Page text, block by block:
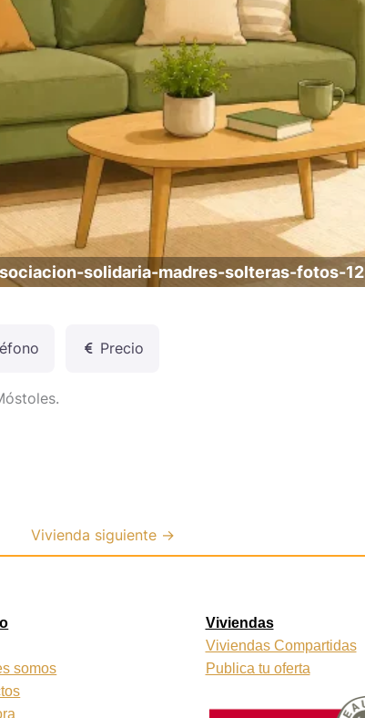
solidaria-madres-solteras-fotos-12
Precio
Vivienda siguiente →
somos
Viviendas
Viviendas Compartidas
Publica tu oferta